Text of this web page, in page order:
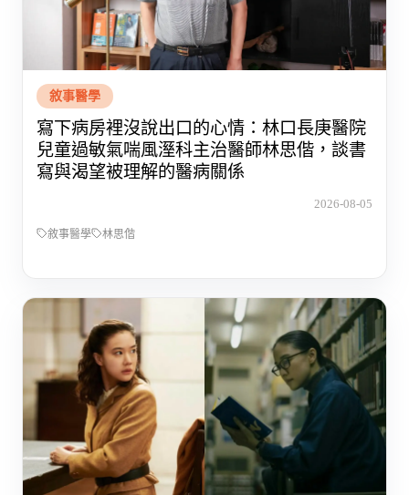
敘事醫學
寫下病房裡沒說出口的心情：林口長庚醫院
兒童過敏氣喘風溼科主治醫師林思偕，談書
寫與渴望被理解的醫病關係
2026-08-05
敘事醫學 林思偕